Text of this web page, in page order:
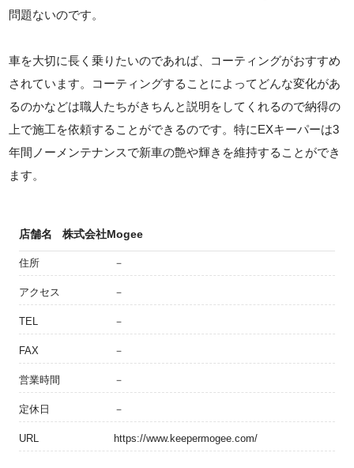
問題ないのです。
車を大切に長く乗りたいのであれば、コーティングがおすすめ
されています。コーティングすることによってどんな変化があ
るのかなどは職人たちがきちんと説明をしてくれるので納得の
上で施工を依頼することができるのです。特にEXキーパーは3
年間ノーメンテナンスで新車の艶や輝きを維持することができ
ます。
店舗名 株式会社Mogee
住所 －
アクセス －
TEL －
FAX －
営業時間 －
定休日 －
URL https://www.keepermogee.com/